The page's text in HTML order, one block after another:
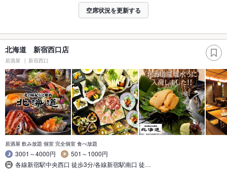
空席状況を更新する
北海道 新宿西口店
居酒屋 新宿西口
居酒屋 飲み放題 個室 完全個室 食べ放題
3001～4000円
501～1000円
各線新宿駅中央西口 徒歩3分/各線新宿駅南口 徒…